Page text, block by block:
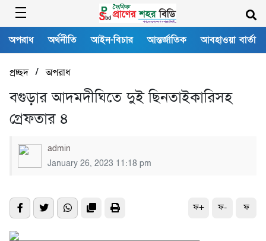
অপরাধ অর্থনীতি আইন-বিচার আন্তর্জাতিক আবহাওয়া বার্তা
প্রচ্ছদ/অপরাধ
বগুড়ার আদমদীঘিতে দুই ছিনতাইকারিসহ
গ্রেফতার ৪
admin
January 26, 2023 11:18 pm
ফ+ ফ- ফ